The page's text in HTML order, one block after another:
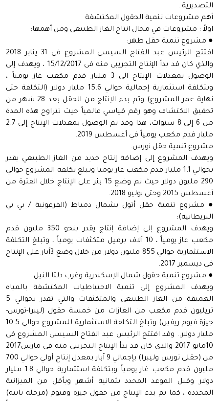
التصديرية .
أهم مشروعات تنمية الحقول المكتشفة
اولاً : مشروعات في مجال انتاج الغاز الطبيعى ومن أهمها:
● مشروع تنمية حقل ظهر:
افتتح الرئيس عبد الفتاح السيسى المشروع في 31 يناير 2018
والذي كان قد بدأ الإنتاج التجريبى منه فى 15/12/2017 ، ويهدف إلى
الوصول بمعدلات الإنتاج الى 3 مليار قدم مكعب غاز يومياً ،
وبتكلفة استثمارية إجمالية حوالي 15.6 مليار دولار (التكلفة حتى
نهاية عمر المشروع) وتم بدء الإنتاج من الحقل بعد 28 شهر من
تحقيق الاكتشاف وهو رقم قياسي عالمياً حيث تتراوح هذه المدة
من 6 إلى 8 سنوات، هذا وقد تم الوصول بمعدلات الإنتاج إلى 2.7
مليار قدم مكعب يومياً في أغسطس 2019.
مشروع تنمية حقل نورس:
ويهدف المشروع إلى إضافة إنتاج جديد من الغاز الطبيعي يقدر
بحوالي 1.1 مليار قدم مكعب غاز يوميا وتبلغ تكلفة المشروع حوالي
290 مليون دولار حيث تم وضع 15 بئر على الإنتاج خلال الفترة من
أغسطس 2015 وحتى يوليو 2018.
● مشروع تنمية حقل أتول بشمال دمياط (الفرعونية / بي بي
البريطانية):
ويهدف المشروع إلى إضافة إنتاج يقدر بنحو 350 مليون قدم
مكعب غاز يومياً ، 10 ألاف برميل متكثفات يومياً ، وتبلغ التكلفة
الاستثمارية حوالي 855 مليون دولار من خلال وضع 3آبار على الإنتاج
في ديسمبر 2017.
● ​مشروع تنمية حقول شمال الإسكندرية وغرب دلتا النيل:
ويهدف المشروع إلى تنمية الاحتياطيات المكتشفة بالمياه
العميقة من الغاز الطبيعى والمتكثفات والتي تقدر بحوالي 5
تريليون قدم مكعب من الغازات من خمسة حقول (ليبرا-تورس-
جيزة-فيوم-ريفين) وتبلغ التكلفة الاستثمارية للمشروع حوالي 10.5
مليار دولار.. وقد افتتح الرئيس عبد الفتاح السيسى المشروع فى
10مايو 2017 والذى كان قد بدأ الإنتاج التجريبى منه فى مارس2017
من (حقلي تورس وليبرا) بإجمالي 9 آبار بمعدل إنتاج أولي حوالي 700
مليون قدم مكعب غاز يومياً وبتكلفة استثمارية حوالي 1.8 مليار
دولار وقبل الموعد المحدد بثمانية أشهر وبأقل من الميزانية
المحددة ، كما تم بدء الإنتاج من حقول جيزة وفيوم (مرحلة ثانية)